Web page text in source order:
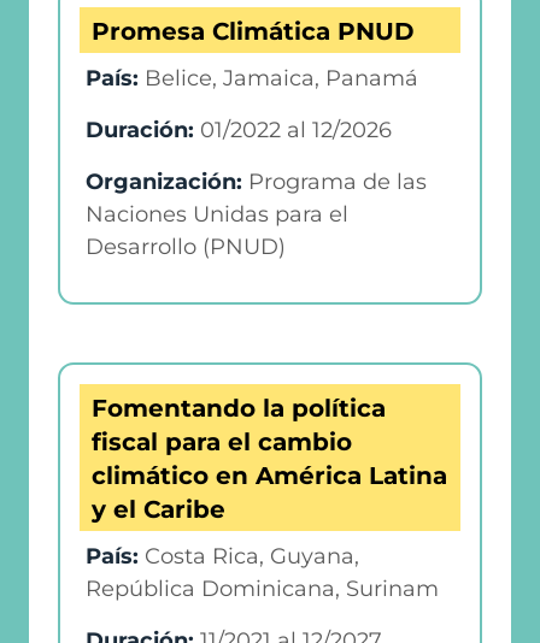
Promesa Climática PNUD
País: Belice, Jamaica, Panamá
Duración: 01/2022 al 12/2026
Organización: Programa de las
Naciones Unidas para el
Desarrollo (PNUD)
Fomentando la política
fiscal para el cambio
climático en América Latina
y el Caribe
País: Costa Rica, Guyana,
República Dominicana, Surinam